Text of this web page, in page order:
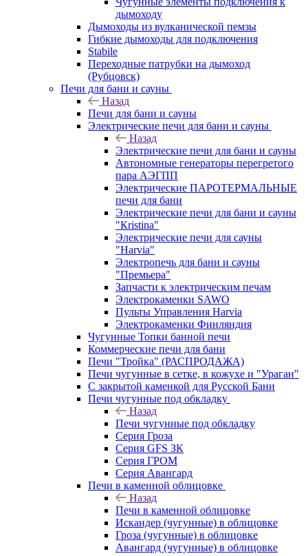
дымоходу
Дымоходы из вулканической пемзы
Гибкие дымоходы для подключения
Stabile
Переходные патрубки на дымоход
(Рубцовск)
Печи для бани и сауны
Назад
Печи для бани и сауны
Электрические печи для бани и сауны
Назад
Электрические печи для бани и сауны
Автономные генераторы перегретого
пара АЭГПП
Электрические ПАРОТЕРМАЛЬНЫЕ
печи для бани
Электрические печи для бани и сауны
"Кristina"
Электрические печи для сауны
"Harvia"
Электропечь для бани и сауны
"Премьера"
Запчасти к электрическим печам
Электрокаменки SAWO
Пульты Управления Harvia
Электрокаменки Финляндия
Чугунные Топки банной печи
Коммерческие печи для бани
Печи "Тройка" (РАСПРОДАЖА)
Печи чугунные в сетке, в кожухе и "Ураган"
С закрытой каменкой для Русской Бани
Печи чугунные под обкладку
Назад
Печи чугунные под обкладку
Серия Гроза
Серия GFS ЗК
Серия ГРОМ
Серия Авангард
Печи в каменной облицовке
Назад
Печи в каменной облицовке
Искандер (чугунные) в облицовке
Гроза (чугунные) в облицовке
Авангард (чугунные) в облицовке